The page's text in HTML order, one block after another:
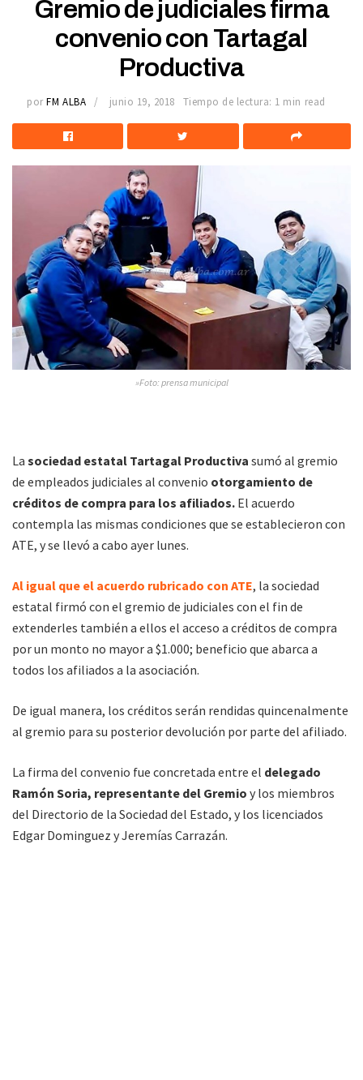
Gremio de judiciales firma
convenio con Tartagal
Productiva
por FM ALBA junio 19, 2018 Tiempo de lectura: 1 min read
»Foto: prensa municipal
La sociedad estatal Tartagal Productiva sumó al gremio
de empleados judiciales al convenio otorgamiento de
créditos de compra para los afiliados. El acuerdo
contempla las mismas condiciones que se establecieron con
ATE, y se llevó a cabo ayer lunes.
Al igual que el acuerdo rubricado con ATE, la sociedad
estatal firmó con el gremio de judiciales con el fin de
extenderles también a ellos el acceso a créditos de compra
por un monto no mayor a $1.000; beneficio que abarca a
todos los afiliados a la asociación.
De igual manera, los créditos serán rendidas quincenalmente
al gremio para su posterior devolución por parte del afiliado.
La firma del convenio fue concretada entre el delegado
Ramón Soria, representante del Gremio y los miembros
del Directorio de la Sociedad del Estado, y los licenciados
Edgar Dominguez y Jeremías Carrazán.